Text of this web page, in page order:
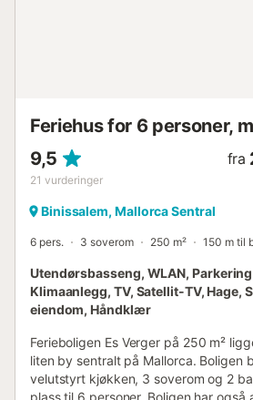
Feriehus for 6 personer,
9,5
21 vurderinger
fra
Binissalem, Mallorca Sentral
6 pers. 3 soverom 250 m² 150 m til
Utendørsbasseng, WLAN,
Klimaanlegg, TV, Satellit-TV, Hage,
eiendom, Håndklær
Ferieboligen Es Verger på 250 m²
liten by sentralt på Mallorca. Boligen
velutstyrt kjøkken, 3 soverom og 2
plass til 6 personer. Boligen har også